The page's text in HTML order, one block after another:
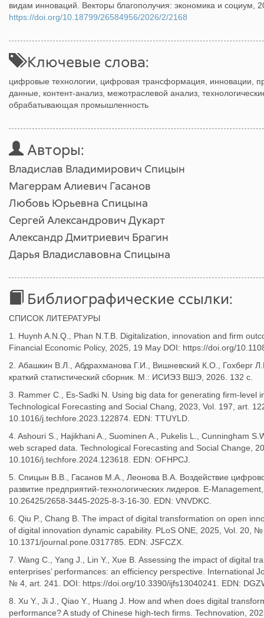
видам инноваций. Векторы благополучия: экономика и
https://doi.org/10.18799/26584956/2026/2/2168
Ключевые слова:
цифровые технологии, цифровая трансформация, инновации,
данные, контент-анализ, межотраслевой анализ,
обрабатывающая промышленность
Авторы:
Владислав Владимирович Спицын
Магеррам Алиевич Гасанов
Любовь Юрьевна Спицына
Сергей Александрович Дукарт
Александр Дмитриевич Брагин
Дарья Владиславовна Спицына
Библиографические ссылки:
СПИСОК ЛИТЕРАТУРЫ
1. Huynh A.N.Q., Phan N.T.B. Digitalization, innovation and firm
Financial Economic Policy, 2025, 19 May DOI: https://doi.org/
2. Абашкин В.Л., Абдрахманова Г.И., Вишневский К.О., Гохберг
краткий статистический сборник. М.: ИСИЭЗ ВШЭ, 2026. 132 с.
3. Rammer C., Es-Sadki N. Using big data for generating firm-level
Technological Forecasting and Social Chang, 2023, Vol. 197, art.
10.1016/j.techfore.2023.122874. EDN: TTUYLD.
4. Ashouri S., Hajikhani A., Suominen A., Pukelis L., Cunningham
web scraped data. Technological Forecasting and Social Change,
10.1016/j.techfore.2024.123618. EDN: OFHPCJ.
5. Спицын В.В., Гасанов М.А., Леонова В.А. Воздействие
развитие предприятий-технологических лидеров. E-
10.26425/2658-3445-2025-8-3-16-30. EDN: VNVDKC.
6. Qiu P., Chang B. The impact of digital transformation on open
of digital innovation dynamic capability. PLoS ONE, 2025, Vol. 20,
10.1371/journal.pone.0317785. EDN: JSFCZX.
7. Wang C., Yang J., Lin Y., Xue B. Assessing the impact of digital
enterprises’ performances: an efficiency perspective. International
№ 4, art. 241. DOI: https://doi.org/10.3390/ijfs13040241. EDN:
8. Xu Y., Ji J., Qiao Y., Huang J. How and when does digital
performance? A study of Chinese high-tech firms. Technovation,